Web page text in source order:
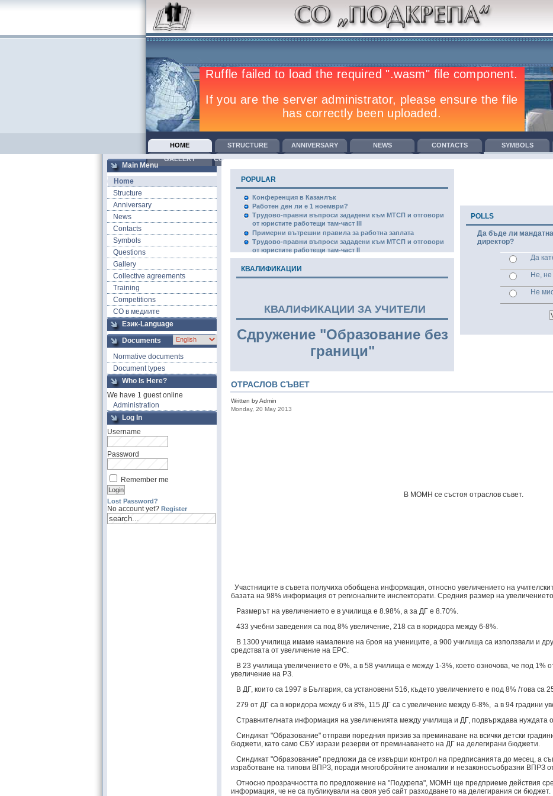
HOME STRUCTURE ANNIVERSARY NEWS CONTACTS SYMBOLS
GALLERY
COLLECTIVE AGREEMENTSTRAINING COMPETITIONS СО В МЕДИИТЕ
Main Menu
Home
Structure
Anniversary
News
Contacts
Symbols
Questions
Gallery
Collective agreements
Training
Competitions
СО в медиите
Език-Language
Documents
Normative documents
Document types
Who Is Here?
We have 1 guest online
Administration
Log In
Username
Password
Remember me
Lost Password?
No account yet? Register
POPULAR
Конференция в Казанлък
Работен ден ли е 1 ноември?
Трудово-правни въпроси зададени към МТСП и отговори
от юристите работещи там-част III
Примерни вътрешни правила за работна заплата
Трудово-правни въпроси зададени към МТСП и отговори
от юристите работещи там-част II
КВАЛИФИКАЦИИ
КВАЛИФИКАЦИИ ЗА УЧИТЕЛИ
Сдружение "Образование без
граници"
POLLS
Да бъде ли
директор?
Да
Не,
Не
ОТРАСЛОВ СЪВЕТ
Written by Admin
Monday, 20 May 2013
В МОМН се състоя отраслов съвет.
Участниците в съвета получиха обобщена информация, относно увеличението на
базата на 98% информация от регионалните инспекторати. Средния размер на
Размерът на увеличението е в училища е 8.98%, а за ДГ е 8.70%.
433 учебни заведения са под 8% увеличение, 218 са в коридора между 6-8%.
В 1300 училища имаме намаление на броя на учениците, а 900 училища са използвали и
средствата от увеличение на ЕРС.
В 23 училища увеличението е 0%, а в 58 училища е между 1-3%, което озночова, че под 1%
увеличение на РЗ.
В ДГ, които са 1997 в България, са установени 516, където увеличението е под 8% /това са
279 от ДГ са в коридора между 6 и 8%, 115 ДГ са с увеличение между 6-8%, а в 94 градини
Стравнителната информация на увеличенията между училища и ДГ, подвърждава нуждата
Синдикат "Образование" отправи поредния призив за преминаване на всички детски
бюджети, като само СБУ изрази резерви от преминаването на ДГ на делегирани бюджети.
Синдикат "Образование" предложи да се извърши контрол на предписанията до месец, а
изработване на типови ВПРЗ, поради многобройните аномалии и незаконосъобразни ВПРЗ
Относно прозрачността по предложение на "Подкрепа", МОМН ще предприеме действия
информация, че не са публикували на своя уеб сайт разходването на делегирания си бюджет.